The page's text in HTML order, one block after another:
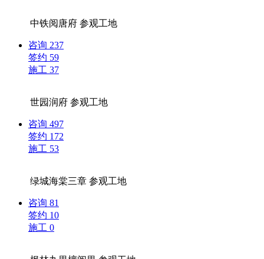
中铁阅唐府参观工地
咨询 237
签约 59
施工 37
世园润府参观工地
咨询 497
签约 172
施工 53
绿城海棠三章参观工地
咨询 81
签约 10
施工 0